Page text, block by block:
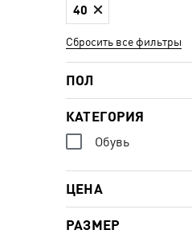
40
Сбросить все фильтры
ПОЛ
КАТЕГОРИЯ
Обувь
ЦЕНА
РАЗМЕР